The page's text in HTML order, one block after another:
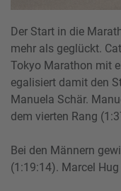
Der Start in die
mehr als geglückt.
Tokyo Marathon mit
egalisiert damit den
Manuela Schär.
dem vierten Rang
Bei den Männern
(1:19:14). Marcel